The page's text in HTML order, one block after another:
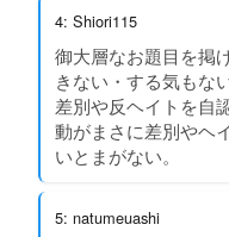
4: Shiori115
御大層なお題目を掲
きない・する気もな
差別や反ヘイトを自
動がまさに差別やヘ
いとまがない。
5: natumeuashi